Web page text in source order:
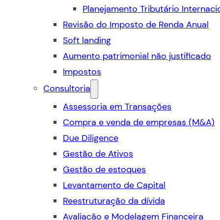
Planejamento Tributário
Revisão do Imposto de Renda Anual
Soft landing
Aumento patrimonial não justificado
Impostos
Consultoria
Assessoria em Transações
Compra e venda de empresas (M&A)
Due Diligence
Gestão de Ativos
Gestão de estoques
Levantamento de Capital
Reestruturação da dívida
Avaliação e Modelagem Financeira